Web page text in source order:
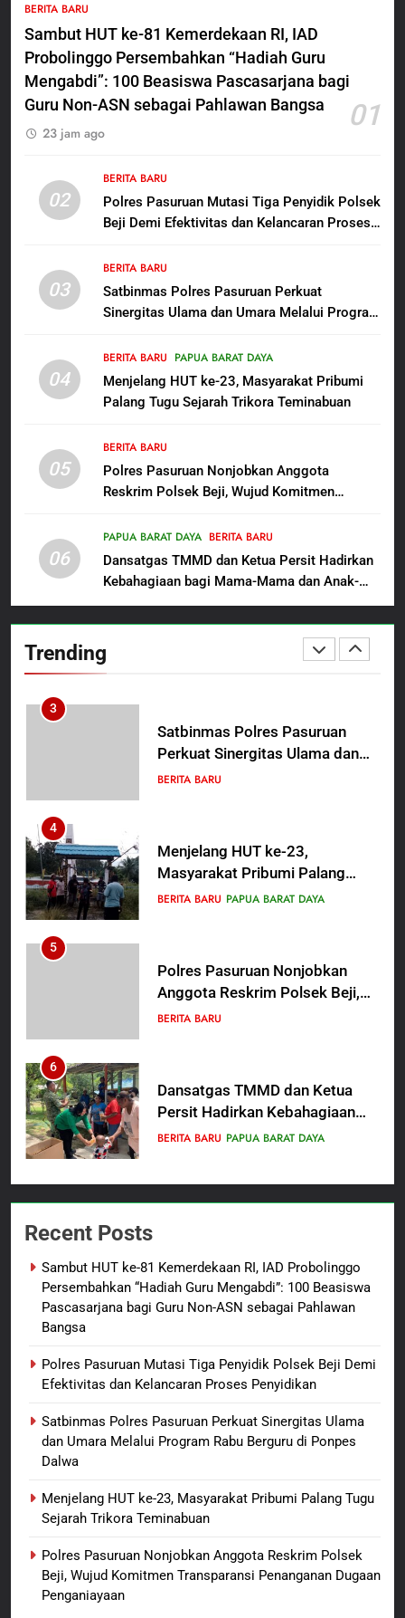
BERITA BARU
Sambut HUT ke-81 Kemerdekaan RI, IAD
Probolinggo Persembahkan “Hadiah Guru
Mengabdi”: 100 Beasiswa Pascasarjana bagi
Guru Non-ASN sebagai Pahlawan Bangsa
01
23 jam ago
02
BERITA BARU
Polres Pasuruan Mutasi Tiga Penyidik Polsek
Beji Demi Efektivitas dan Kelancaran Proses
03
BERITA BARU
Satbinmas Polres Pasuruan Perkuat
Sinergitas Ulama dan Umara Melalui Program
04
BERITA BARU PAPUA BARAT DAYA
Menjelang HUT ke-23, Masyarakat Pribumi
05
BERITA BARU
Polres Pasuruan Nonjobkan Anggota
Reskrim Polsek Beji, Wujud Komitmen
Penganiayaan
06
PAPUA BARAT DAYA BERITA BARU
Dansatgas TMMD dan Ketua Persit Hadirkan
Kebahagiaan bagi Mama-Mama dan Anak-
Anak Kampung Sesor
Trending
Anggota Reskrim Polsek Beji,
Wujud Komitmen Transparansi
Penanganan Dugaan
Penganiayaan
BERITA BARU
6
bagi Mama-Mama dan Anak-
Anak Kampung Sesor
BERITA BARU
Raya: Proses Seleksi Sekda
Kabupaten Sorong Tidak Sah
dan Melanggar Aturan
BERITA BARU KABUPATEN SORONG
Polres Pasuruan Beri Klarifikasi
Meninggalnya Korban Diduga
Usut Tuntas dan Transparan
1
Sambut HUT ke-81
Probolinggo Persembahkan
“Hadiah Guru Mengabdi”: 100
Beasiswa Pascasarjana bagi
Guru Non-ASN sebagai
Pahlawan Bangsa
BERITA BARU
Penyidik Polsek Beji Demi
Efektivitas dan Kelancaran
3
Satbinmas Polres Pasuruan
Perkuat Sinergitas Ulama dan
Umara Melalui Program Rabu
BERITA BARU
4
Menjelang HUT ke-23,
Masyarakat Pribumi Palang
Tugu Sejarah Trikora
BERITA BARU PAPUA BARAT DAYA
5
Polres Pasuruan Nonjobkan
Anggota Reskrim Polsek Beji,
Wujud Komitmen Transparansi
BERITA BARU
6
Dansatgas TMMD dan Ketua
Persit Hadirkan Kebahagiaan
bagi Mama-Mama dan Anak-
BERITA BARU PAPUA BARAT DAYA
7
dan Melanggar Aturan
BERITA BARU KABUPATEN SORONG
8
Tersangka Judol, Komitmen
Usut Tuntas dan Transparan
BERITA BARU
1
Sambut HUT ke-81
Probolinggo Persembahkan
“Hadiah Guru Mengabdi”: 100
Guru Non-ASN sebagai
Pahlawan Bangsa
BERITA BARU
Polres Pasuruan Mutasi Tiga
Recent Posts
Sambut HUT ke-81 Kemerdekaan RI, IAD Probolinggo
Persembahkan “Hadiah Guru Mengabdi”: 100 Beasiswa
Pascasarjana bagi Guru Non-ASN sebagai Pahlawan
Bangsa
Polres Pasuruan Mutasi Tiga Penyidik Polsek Beji Demi
Efektivitas dan Kelancaran Proses Penyidikan
Satbinmas Polres Pasuruan Perkuat Sinergitas Ulama
dan Umara Melalui Program Rabu Berguru di Ponpes
Dalwa
Menjelang HUT ke-23, Masyarakat Pribumi Palang Tugu
Sejarah Trikora Teminabuan
Polres Pasuruan Nonjobkan Anggota Reskrim Polsek
Beji, Wujud Komitmen Transparansi Penanganan Dugaan
Penganiayaan